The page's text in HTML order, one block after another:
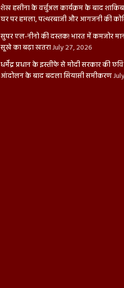
शेख हसीना के वर्चुअल कार्यक्रम के बाद
घर पर हमला, पत्थरबाजी और आगजनी की
सुपर एल-नीनो की दस्तक! भारत में कमजोर
सूखे का बढ़ा खतराJuly 27, 2026
धर्मेंद्र प्रधान के इस्तीफे से मोदी सरकार की
आंदोलन के बाद बदला सियासी समीकरण